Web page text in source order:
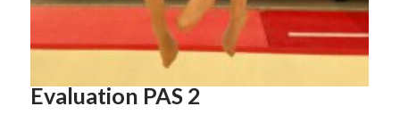
Evaluation PAS 2